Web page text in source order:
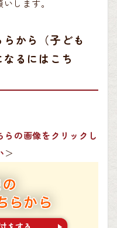
します。
から（子ども
るにはこち
の画像をクリックし
＞